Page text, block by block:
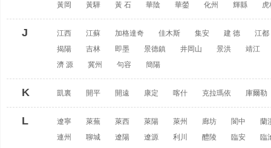
黃岡
黃驊 黃 石 華陰 華鎣 化州 輝縣 虎
J 江西 江蘇 加格達奇 佳木斯 集安 建 德
江都
揭陽
吉林 即墨 景德鎮 井岡山 景洪
靖江
濟 源
冀州 句容 簡陽
K 凱裏 開平 開遠 康定 喀什 克拉瑪依 庫爾勒
L 遼寧 萊蕪 萊西 萊陽 萊州 廊坊 閬中
蘭
連州
聊城 遼陽 遼源 利川 醴陵 臨安
臨